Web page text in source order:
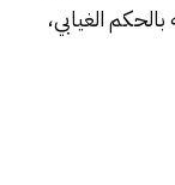
الغيابي،